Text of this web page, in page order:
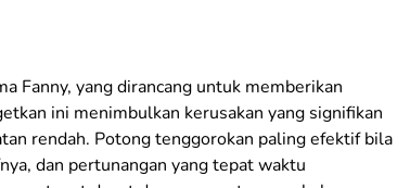
Fanny, yang dirancang untuk memberikan
ini menimbulkan kerusakan yang signifikan
rendah. Potong tenggorokan paling efektif bila
dan pertunangan yang tepat waktu